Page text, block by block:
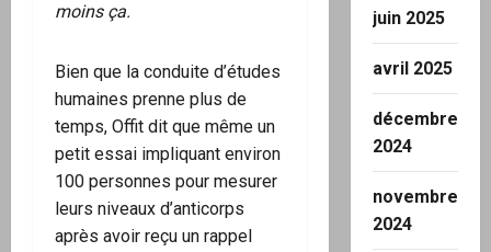
moins ça.
Bien que la conduite d’études
humaines prenne plus de
temps, Offit dit que même un
petit essai impliquant environ
100 personnes pour mesurer
leurs niveaux d’anticorps
après avoir reçu un rappel
juin 2025
avril 2025
décembre
2024
novembre
2024